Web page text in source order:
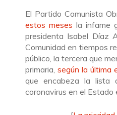
El Partido Comunista
estos meses la infame
presidenta Isabel Díaz
Comunidad en tiempos
público, la tercera que
primaria,según la última
que encabeza la lista
coronavirus en el Estado